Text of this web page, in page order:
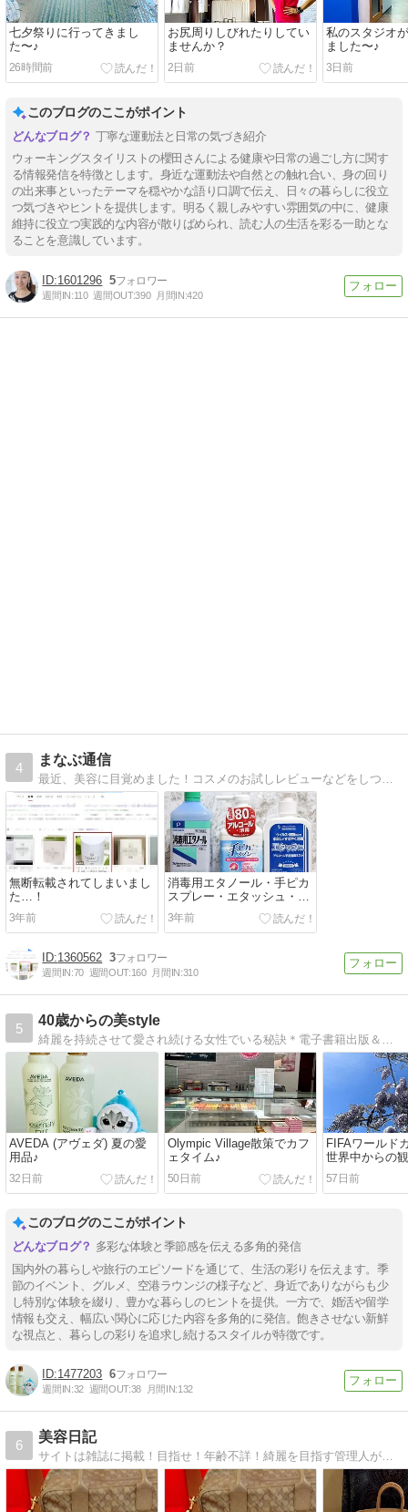
七夕祭りに行ってきまし
た〜♪
26時間前
お尻周りしびれたりしてい
ませんか？
2日前
私のスタジオ
ました〜♪
3日前
このブログのここがポイント
丁寧な運動法と日常の気づき紹介
ウォーキングスタイリストの櫻田さんによる健康や日常の過ごし方に関す
る情報発信を特徴とします。身近な運動法や自然との触れ合い、身の回り
の出来事といったテーマを穏やかな語り口調で伝え、日々の暮らしに役立
つ気づきやヒントを提供します。明るく親しみやすい雰囲気の中に、健康
維持に役立つ実践的な内容が散りばめられ、読む人の生活を彩る一助とな
ることを意識しています。
1601296 5
週間IN:110 週間OUT:390 月間IN:420
4
まなぶ通信
無断転載されてしまいまし
た…！
3年前
消毒用エタノール・手ピカ
スプレー・エタッシュ・ハ
ンドジェルなど
3年前
1360562 3
週間IN:70 週間OUT:160 月間IN:310
5
40歳からの美style
AVEDA (アヴェダ) 夏の愛
用品♪
32日前
Olympic Village散策でカフ
ェタイム♪
50日前
FIFAワールド
世界中からの
されるフレン
57日前
このブログのここがポイント
多彩な体験と季節感を伝える多角的発信
国内外の暮らしや旅行のエピソードを通じて、生活の彩りを伝えます。季
節のイベント、グルメ、空港ラウンジの様子など、身近でありながらも少
し特別な体験を綴り、豊かな暮らしのヒントを提供。一方で、婚活や留学
情報も交え、幅広い関心に応じた内容を多角的に発信。飽きさせない新鮮
な視点と、暮らしの彩りを追求し続けるスタイルが特徴です。
1477203 6
週間IN:32 週間OUT:38 月間IN:132
6
美容日記
サイトは雑誌に掲載！目指せ！年齢不詳！綺麗を目指す管理人が、綺麗になる為の裏技、情報、バカ話を書いてます。